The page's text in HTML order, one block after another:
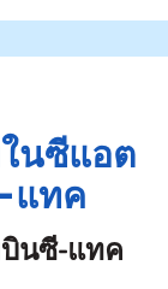
นซีแอต
แทค
บินซี-แทค